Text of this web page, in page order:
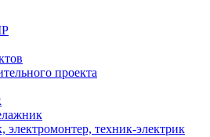
проекта
техник-электрик